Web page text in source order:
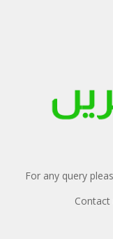
For any query
Contact